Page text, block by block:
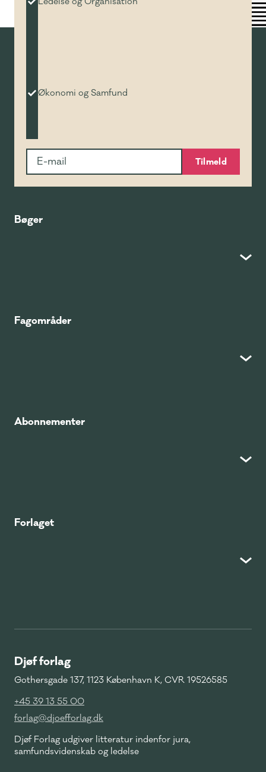
Økonomi og Samfund
Tilmeld
Bøger
Fagområder
Abonnementer
Forlaget
Djøf forlag
Gothersgade 137, 1123 København K, CVR 19526585
+45 39 13 55 00
forlag@djoefforlag.dk
Djøf Forlag udgiver litteratur indenfor jura,
samfundsvidenskab og ledelse